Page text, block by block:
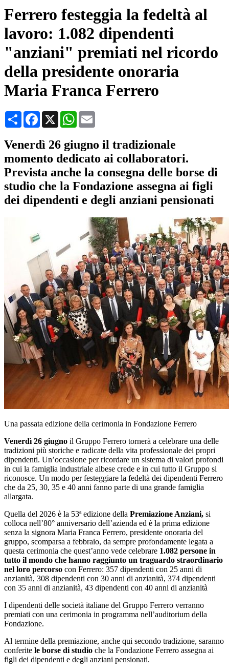
Ferrero festeggia la fedeltà al
lavoro: 1.082 dipendenti
"anziani" premiati nel ricordo
della presidente onoraria
Maria Franca Ferrero
CondividiFacebook
X WhatsApp
Venerdì 26 giugno il tradizionale
momento dedicato ai collaboratori.
Prevista anche la consegna delle borse di
studio che la Fondazione assegna ai figli
dei dipendenti e degli anziani pensionati
Una passata edizione della cerimonia in Fondazione Ferrero
Venerdì 26 giugno il Gruppo Ferrero tornerà a celebrare una delle
tradizioni più storiche e radicate della vita professionale dei propri
dipendenti. Un’occasione per ricordare un sistema di valori profondi
in cui la famiglia industriale albese crede e in cui tutto il Gruppo si
riconosce. Un modo per festeggiare la fedeltà dei dipendenti Ferrero
che da 25, 30, 35 e 40 anni fanno parte di una grande famiglia
allargata.
Quella del 2026 è la 53ª edizione della Premiazione Anziani, si
colloca nell’80° anniversario dell’azienda ed è la prima edizione
senza la signora Maria Franca Ferrero, presidente onoraria del
gruppo, scomparsa a febbraio, da sempre profondamente legata a
questa cerimonia che quest’anno vede celebrare 1.082 persone in
tutto il mondo che hanno raggiunto un traguardo straordinario
nel loro percorso con Ferrero: 357 dipendenti con 25 anni di
anzianità, 308 dipendenti con 30 anni di anzianità, 374 dipendenti
con 35 anni di anzianità, 43 dipendenti con 40 anni di anzianità
I dipendenti delle società italiane del Gruppo Ferrero verranno
premiati con una cerimonia in programma nell’auditorium della
Fondazione.
Al termine della premiazione, anche qui secondo tradizione, saranno
conferite le borse di studio che la Fondazione Ferrero assegna ai
figli dei dipendenti e degli anziani pensionati.